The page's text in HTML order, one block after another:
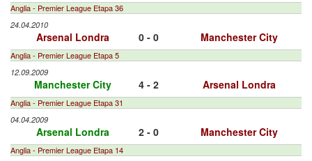
Anglia - Premier League Etapa 36
24.04.2010
Arsenal Londra 0 - 0 Manchester City
Anglia - Premier League Etapa 5
12.09.2009
Manchester City 4 - 2 Arsenal Londra
Anglia - Premier League Etapa 31
04.04.2009
Arsenal Londra 2 - 0 Manchester City
Anglia - Premier League Etapa 14